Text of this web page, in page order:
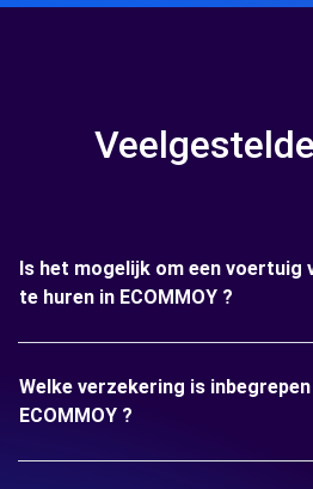
Is het mogelijk om een voertuig
te huren in ECOMMOY ?
Welke verzekering is
ECOMMOY ?